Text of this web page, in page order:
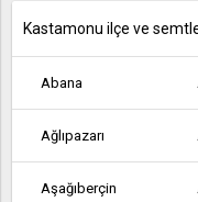
Kastamonu ilçe ve
Abana
Ağlıpazarı
Aşağıberçin